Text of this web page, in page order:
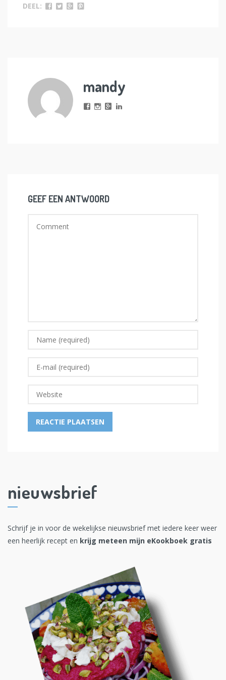
DEEL:
mandy
GEEF EEN ANTWOORD
nieuwsbrief
Schrijf je in voor de wekelijkse nieuwsbrief met iedere keer weer
een heerlijk recept en krijg meteen mijn eKookboek gratis